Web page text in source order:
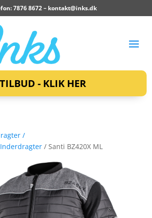
7876 8672 – kontakt@inks.dk
TILBUD - KLIK HER
/
Inderdragter/ Santi BZ420X ML